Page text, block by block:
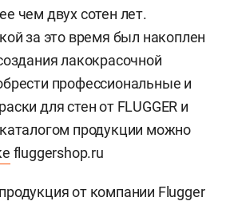
чем двух сотен лет.
за это время был накоплен
лакокрасочной
профессиональные и
для стен от FLUGGER и
продукции можно
fluggershop.ru
от компании Flugger